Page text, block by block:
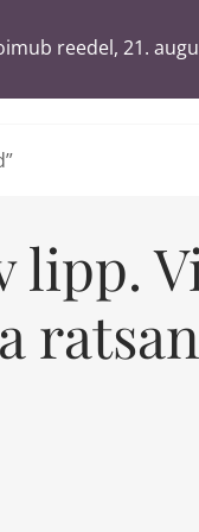
Tä
lipp.
reedel, 21.
reedel, 21.